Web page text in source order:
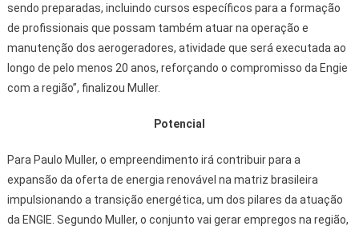
sendo preparadas, incluindo cursos específicos para a formação
de profissionais que possam também atuar na operação e
manutenção dos aerogeradores, atividade que será executada ao
longo de pelo menos 20 anos, reforçando o compromisso da Engie
com a região”, finalizou Muller.
Potencial
Para Paulo Muller, o empreendimento irá contribuir para a
expansão da oferta de energia renovável na matriz brasileira
impulsionando a transição energética, um dos pilares da atuação
da ENGIE. Segundo Muller, o conjunto vai gerar empregos na região,